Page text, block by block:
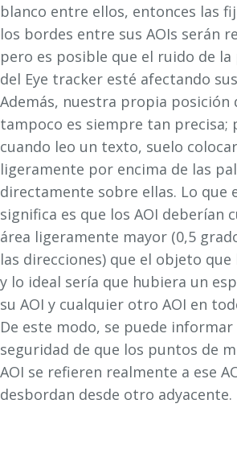
blanco entre ellos, entonces las
los bordes entre sus AOIs serán
pero es posible que el ruido de la
del Eye tracker esté afectando
Además, nuestra propia posición
tampoco es siempre tan precisa;
cuando leo un texto, suelo
ligeramente por encima de las
directamente sobre ellas. Lo que
significa es que los AOI deberían
área ligeramente mayor (0,5
las direcciones) que el objeto que
y lo ideal sería que hubiera un
su AOI y cualquier otro AOI en
De este modo, se puede informar
seguridad de que los puntos de
AOI se refieren realmente a ese
desbordan desde otro adyacente.